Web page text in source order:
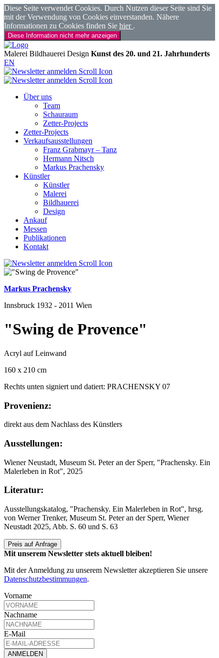
Diese Seite verwendet Cookies. Durch Nutzen dieser Seite sind Sie
mit der Verwendung von Cookies einverstanden. Nähere
Informationen zu Cookies finden Sie hier .
Diese Information nicht mehr anzeigen
Malerei Bildhauerei Design Kunst des 20. und 21. Jahrhunderts
EN
Über uns
Team
Schauraum
Zetter-Projects
Zetter-Projects
Verkaufsausstellungen
Franz Grabmayr – Tanz
Hermann Nitsch
Markus Prachensky
Künstler
Künstler
Malerei
Bildhauerei
Design
Ankauf
Messen
Publikationen
Kontakt
Markus Prachensky
Innsbruck 1932 - 2011 Wien
"Swing de Provence"
Acryl auf Leinwand
160 x 210 cm
Rechts unten signiert und datiert: PRACHENSKY 07
Provenienz:
direkt aus dem Nachlass des Künstlers
Ausstellungen:
Wiener Neustadt, Museum St. Peter an der Sperr, "Prachensky. Ein
Malerleben in Rot", 2025
Literatur:
Ausstellungskatalog, "Prachensky. Ein Malerleben in Rot", hrsg.
von Werner Trenker, Museum St. Peter an der Sperr, Wiener
Neustadt 2025, Abb. S. 60 und S. 63
Preis auf Anfrage
Mit unserem Newsletter stets aktuell bleiben!
Mit der Anmeldung zu unserem Newsletter akzeptieren Sie unsere
Datenschutzbestimmungen.
Vorname
Nachname
E-Mail